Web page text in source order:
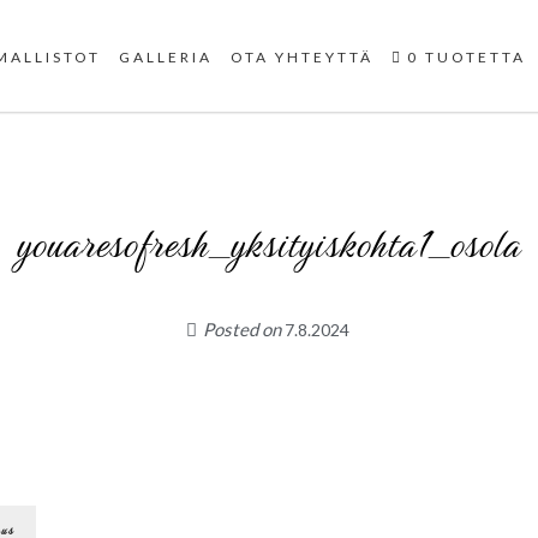
Uniikit taidetuotteet
GALLERIA OTA YHTEYTTÄ 0 TUOTETTA
youaresofresh_yksityiskohta1_osola
Posted on7.8.2024